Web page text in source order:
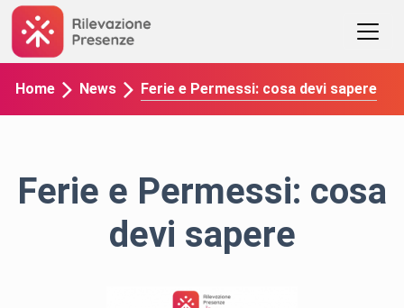
Home News Ferie e Permessi: cosa devi sapere
Ferie e Permessi: cosa
devi sapere